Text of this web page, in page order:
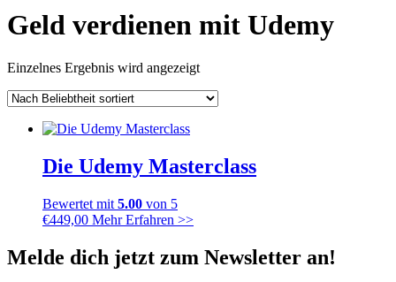
Geld verdienen mit Udemy
Einzelnes Ergebnis wird angezeigt
Die Udemy Masterclass
Bewertet mit 5.00 von 5
€449,00 Mehr Erfahren >>
Melde dich jetzt zum Newsletter an!